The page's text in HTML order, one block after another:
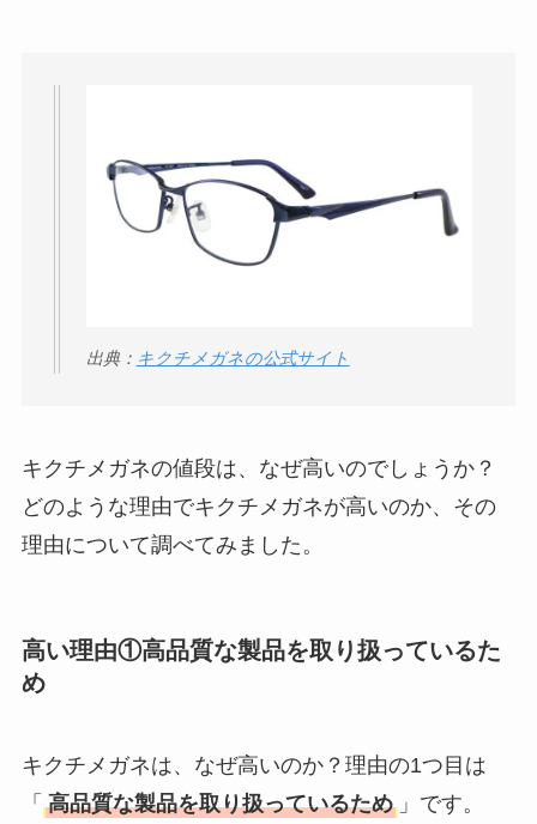
THE STEM CELL フ
ェイスマスクが安い
アレクサンドルドゥ
パリはなぜ高い？な
クレ・ド・ポー ボー
法も解説！
たまごっちみーつは
出典： キクチメガネの公式サイト
キクチメガネの値段は、なぜ高いのでしょうか？
どのような理由でキクチメガネが高いのか、その
理由について調べてみました。
高い理由①高品質な製品を取り扱っているた
め
キクチメガネは、なぜ高いのか？理由の1つ目は
「 高品質な製品を取り扱っているため 」です。